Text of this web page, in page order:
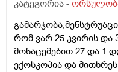
კატეგორია -
რომ ვარ 25 კვირის და
მონაცემებით 27 და 1
ექოსკოპია და